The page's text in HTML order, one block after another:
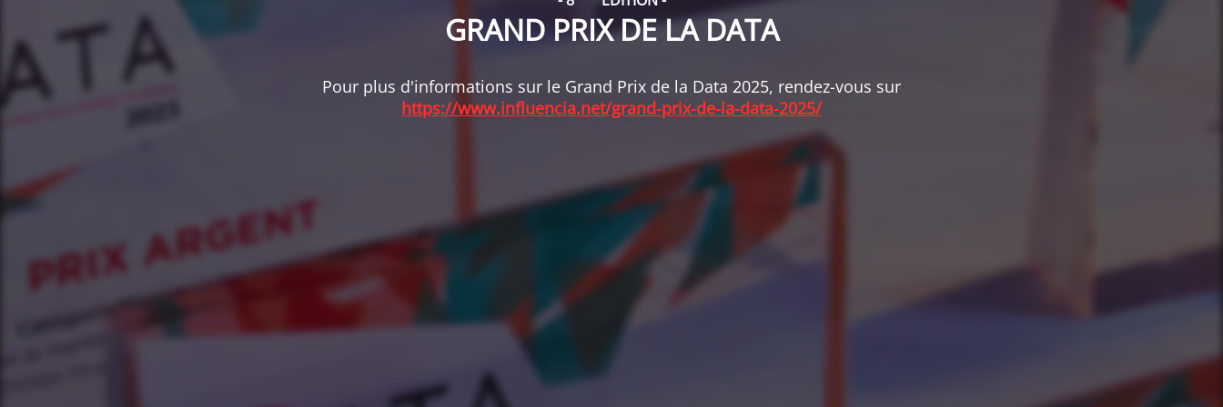
GRAND PRIX DE LA DATA
Pour plus d'informations sur le Grand Prix de la Data 2025, rendez-vous sur
https://www.influencia.net/grand-prix-de-la-data-2025/